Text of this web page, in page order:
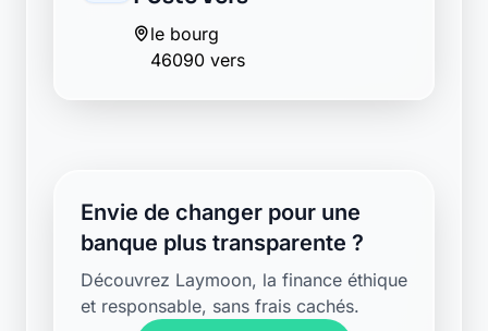
le bourg
46090 vers
Envie de changer pour une
banque plus transparente ?
Découvrez Laymoon, la finance éthique
et responsable, sans frais cachés.